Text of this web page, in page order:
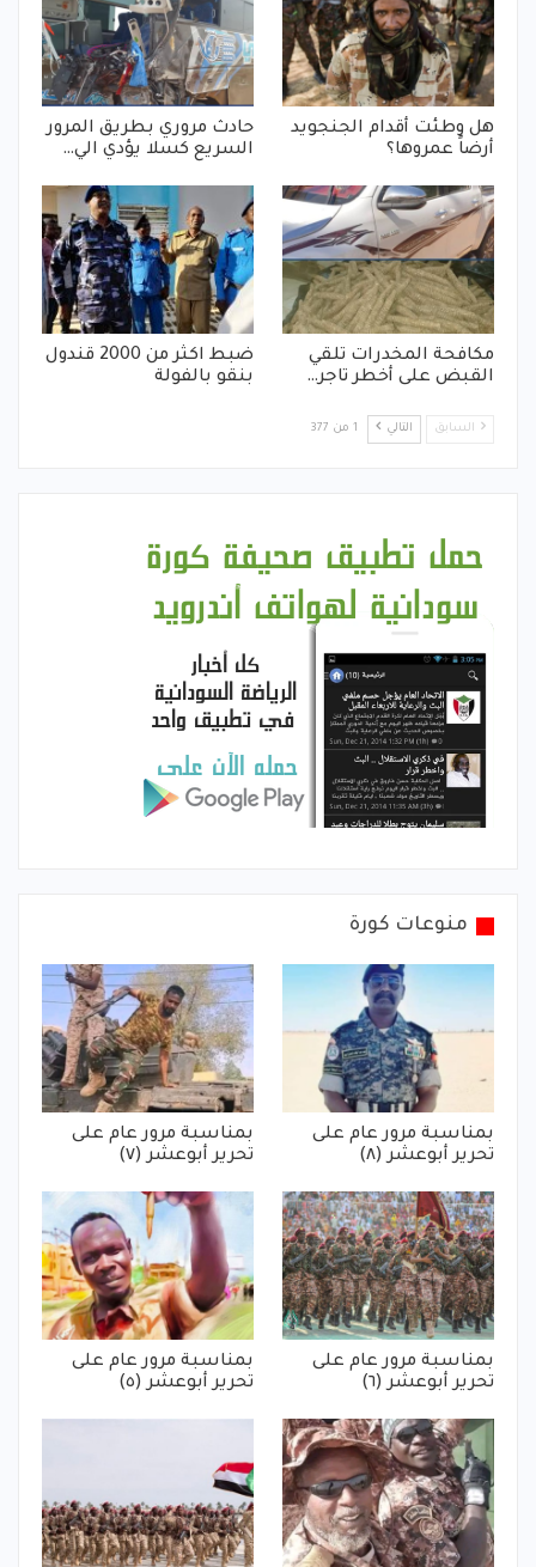
هل وطئت أقدام الجنجويد
أرضاً عمروها؟
حادث مروري بطريق المرور
السريع كسلا يؤدي الي…
مكافحة المخدرات تلقي
القبض على أخطر تاجر…
ضبط اكثر من 2000 قندول
بنقو بالفولة
السابق التالي 1 من 377
منوعات كورة
بمناسبة مرور عام على
تحرير أبوعشر (٨)
بمناسبة مرور عام على
تحرير أبوعشر (٧)
بمناسبة مرور عام على
تحرير أبوعشر (٦)
بمناسبة مرور عام على
تحرير أبوعشر (٥)